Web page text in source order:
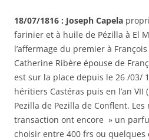
18/07/1816 : Joseph Capela
farinier et à huile de Pézilla à El
l’affermage du premier à
Catherine Ribère épouse de
est sur la place depuis le 26 /03/
héritiers Castéras puis en l’an VII
Pezilla de Pezilla de Conflent.
transaction ont encore » un
choisir entre 400 frs ou quelques